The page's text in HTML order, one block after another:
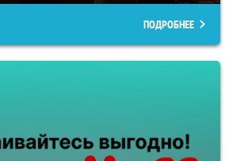
ПОДРОБНЕЕ